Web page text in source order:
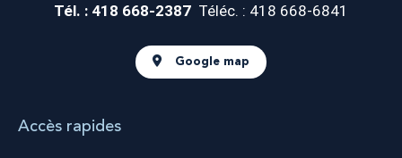
Tél. : 418 668-2387 Téléc. : 418 668-6841
Google map
Accès rapides